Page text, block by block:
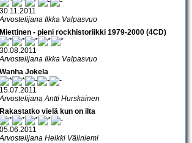
30.11.2011
Arvostelijana Ilkka Valpasvuo
Miettinen - pieni rockhistoriikki 1979-2000 (4CD)
30.08.2011
Arvostelijana Ilkka Valpasvuo
Wanha Jokela
15.07.2011
Arvostelijana Antti Hurskainen
Rakastatko vielä kun on ilta
05.06.2011
Arvostelijana Heikki Väliniemi